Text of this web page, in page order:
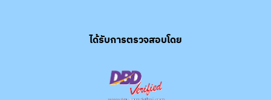
ได้รับการตรวจสอบโดย